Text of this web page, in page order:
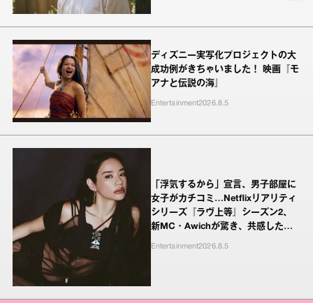
ディズニー実写化プロジェクトの大
成功例がきちゃいました！ 映画『モ
アナと伝説の海』
Entertainment2026.8.5
「浮気するから」宣言、男子部屋に
女子がカチコミ…Netflixリアリティ
シリーズ『ラヴ上等』シーズン2、
新MC・Awichが驚き、共感したヤ
Entertainment2026.8.5